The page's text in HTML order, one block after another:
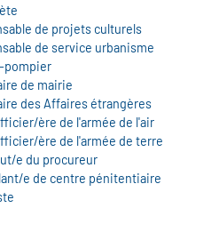
de projets culturels
de service urbanisme
pompier
de mairie
des Affaires étrangères
ère de l'armée de l'air
ère de l'armée de terre
e du procureur
e de centre pénitentiaire